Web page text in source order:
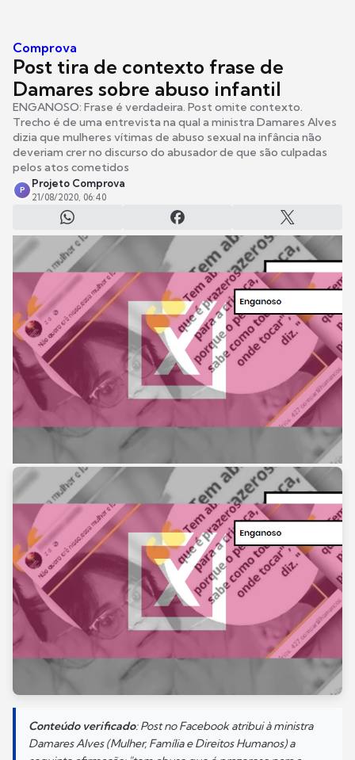
Comprova
Post tira de contexto frase de
Damares sobre abuso infantil
ENGANOSO: Frase é verdadeira. Post omite contexto.
Trecho é de uma entrevista na qual a ministra Damares Alves
dizia que mulheres vítimas de abuso sexual na infância não
deveriam crer no discurso do abusador de que são culpadas
pelos atos cometidos
P
Projeto Comprova
21/08/2020, 06:40
Conteúdo verificado: Post no Facebook atribui à ministra
Damares Alves (Mulher, Família e Direitos Humanos) a